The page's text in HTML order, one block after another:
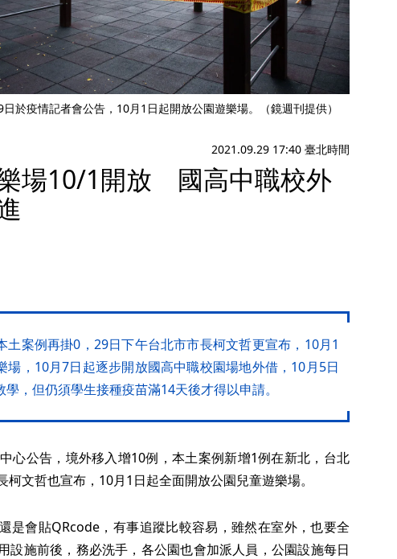
於疫情記者會公告，10月1日起開放公園遊樂場。（鏡週刊提供）
2021.09.29 17:40 臺北時間
場10/1開放 國高中職校外
土案例再掛0，29日下午台北市市長柯文哲更宣布，10月1
場，10月7日起逐步開放國高中職校園場地外借，10月5日
，但仍須學生接種疫苗滿14天後才得以申請。
心公告，境外移入增10例，本土案例新增1例在新北，台北
文哲也宣布，10月1日起全面開放公園兒童遊樂場。
是會貼QRcode，有事追蹤比較容易，雖然在室外，也要全
設施前後，務必洗手，各公園也會加派人員，公園設施每日